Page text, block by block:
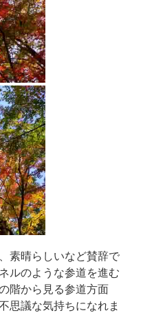
素晴らしいなど賛辞で
ルのような参道を進む
階から見る参道方面
思議な気持ちになれま